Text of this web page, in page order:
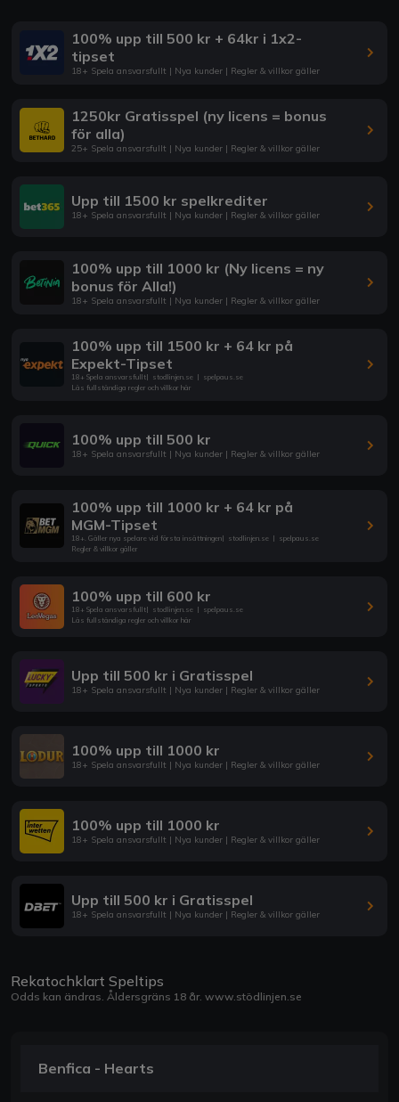
100% upp till 500 kr + 64kr i 1x2-
tipset
18+ Spela ansvarsfullt | Nya kunder | Regler & villkor gäller
1250kr Gratisspel (ny licens = bonus
för alla)
25+ Spela ansvarsfullt | Nya kunder | Regler & villkor gäller
Upp till 1500 kr spelkrediter
18+ Spela ansvarsfullt | Nya kunder | Regler & villkor gäller
100% upp till 1000 kr (Ny licens = ny
bonus för Alla!)
18+ Spela ansvarsfullt | Nya kunder | Regler & villkor gäller
100% upp till 1500 kr + 64 kr på
Expekt-Tipset
18+ Spela ansvarsfullt| stodlinjen.se | spelpaus.se
Läs fullständiga regler och villkor här
100% upp till 500 kr
18+ Spela ansvarsfullt | Nya kunder | Regler & villkor gäller
100% upp till 1000 kr + 64 kr på
MGM-Tipset
18+. Gäller nya spelare vid första insättningen| stodlinjen.se | spelpaus.se
Regler & villkor gäller
100% upp till 600 kr
18+ Spela ansvarsfullt| stodlinjen.se | spelpaus.se
Läs fullständiga regler och villkor här
Upp till 500 kr i Gratisspel
18+ Spela ansvarsfullt | Nya kunder | Regler & villkor gäller
100% upp till 1000 kr
18+ Spela ansvarsfullt | Nya kunder | Regler & villkor gäller
100% upp till 1000 kr
18+ Spela ansvarsfullt | Nya kunder | Regler & villkor gäller
Upp till 500 kr i Gratisspel
18+ Spela ansvarsfullt | Nya kunder | Regler & villkor gäller
Rekatochklart Speltips
Odds kan ändras. Åldersgräns 18 år. www.stödlinjen.se
Benfica - Hearts